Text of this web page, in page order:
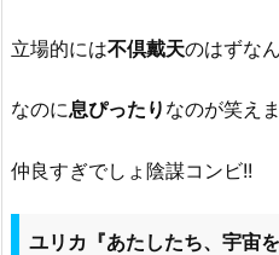
立場的には不倶戴天のはずな
なのに息ぴったり なのが笑え
仲良すぎでしょ陰謀コンビ!!
ユリカ『あたしたち、宇宙